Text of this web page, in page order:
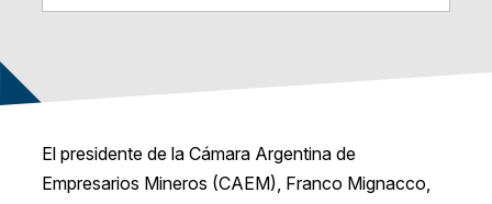
El presidente de la Cámara Argentina de
Empresarios Mineros (CAEM), Franco Mignacco,